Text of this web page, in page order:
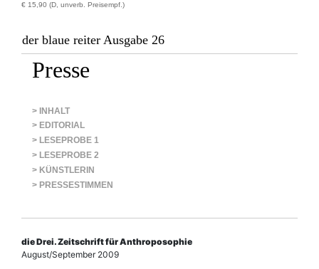
€ 15,90 (D, unverb. Preisempf.)
der blaue reiter Ausgabe 26
Presse
> INHALT
> EDITORIAL
> LESEPROBE 1
> LESEPROBE 2
> KÜNSTLERIN
> PRESSESTIMMEN
die Drei. Zeitschrift für Anthroposophie
August/September 2009